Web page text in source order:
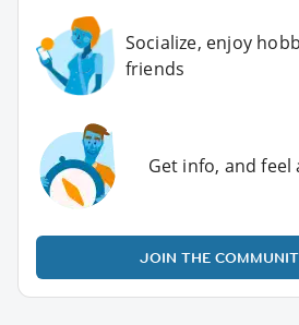
Socialize, enjoy
friends
Get info, and
JOIN THE